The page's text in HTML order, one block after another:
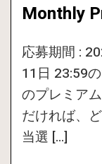
Monthly
応募期間 :
11日 23:59
のプレミア
だければ、
当選 […]